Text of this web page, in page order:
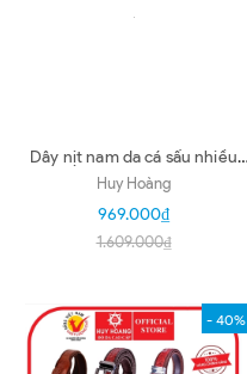
Dây nịt nam da cá sấu nhiều
loại màu nâu đất HD4237-44-
45-55-66-70-75-77
Huy Hoàng
969.000₫
1.609.000₫
- 40%